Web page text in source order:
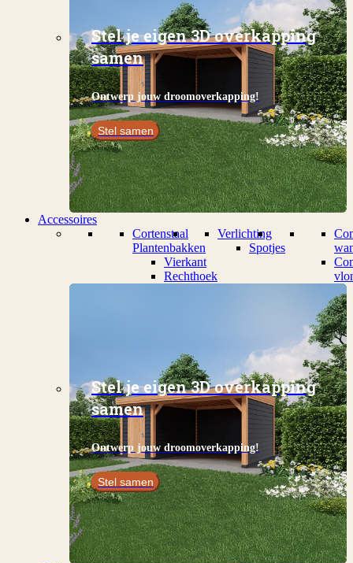
Stel je eigen 3D overkapping
samen
Ontwerp jouw droomoverkapping!
Stel samen
Accessoires
Cortenstaal
Plantenbakken
Vierkant
Rechthoek
Verlichting
Spotjes
Stel je eigen 3D overkapping
samen
Ontwerp jouw droomoverkapping!
Stel samen